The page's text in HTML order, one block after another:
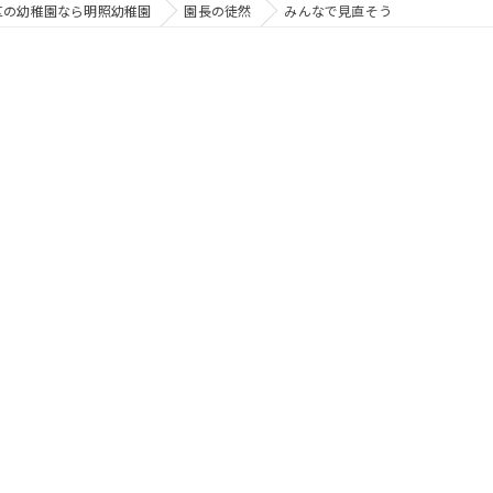
幼稚園なら明照幼稚園 園長の徒然 みんなで見直そう